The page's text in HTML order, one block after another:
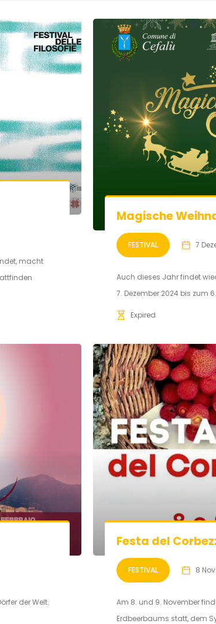
macht
Magische
FESTIVAL 7
Auch dieses Jahr findet
7. Dezember 2024 bis zum
Expired
der Welt.
Festa del
FESTIVAL 8
Am 8. und 9. November
Erdbeerbaums statt, dem